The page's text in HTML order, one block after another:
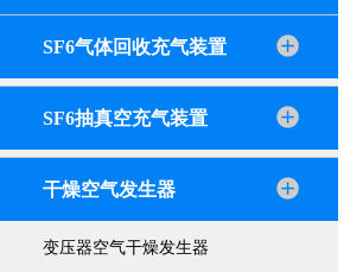
SF6气体回收充气装置
SF6抽真空充气装置
干燥空气发生器
变压器空气干燥发生器